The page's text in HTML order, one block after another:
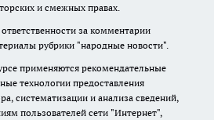
и смежных правах.
за комментарии
рубрики "народные новости".
применяются рекомендательные
технологии предоставления
систематизации и анализа сведений,
пользователей сети "Интернет",